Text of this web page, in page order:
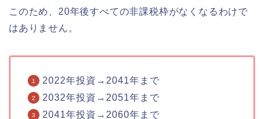
このため、20年後すべての非課税枠がなくなるわけで
はありません。
2022年投資→2041年まで
2032年投資→2051年まで
2041年投資→2060年まで